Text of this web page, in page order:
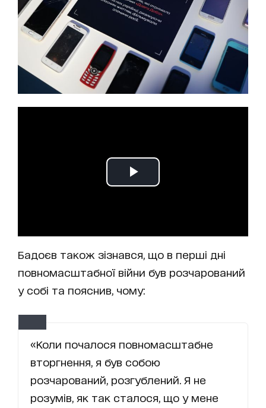
Бадоєв також зізнався, що в перші дні
повномасштабної війни був розчарований
у собі та пояснив, чому:
«Коли почалося повномасштабне
вторгнення, я був собою
розчарований, розгублений. Я не
розумів, як так сталося, що у мене